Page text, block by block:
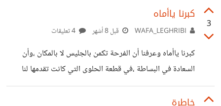
الزمن، لم يعد هذا التأثير مقتصرًا على الأسرة أو المجتمع القريب،
بل اتسع ليشمل فضاءً أوسع يُعرف اليوم بالسوشيال ميديا
يتعرض الصغار والشباب يوميًا لكمٍّ هائل من المحتويات والأفكار
المختلفة، بعضها نافع، وبعضها يحمل تأثيرًا خاطئًا قد ينعكس
3
كبرنا ياأماه
قبل 8 أشهر
كبرنا ياأماه وعرفنا أن الفرحة تكمن بالجليس لا بالمكان ،وأن
السعادة في البساطة ،في قطعة الحلوى التي كانت تقدمها لنا
جدتنا الحنون،في رائحة رغيف الخبز الذي تحضره أمي بكل حب،
رائحة المطر المختلط بالتراب ،ذلك الدافئ الذي كان يحيط بنا
خاطرة